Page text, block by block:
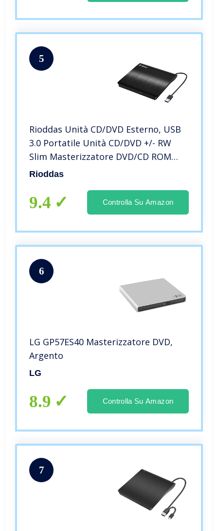
5
Rioddas Unità CD/DVD Esterno, USB
3.0 Portatile Unità CD/DVD +/- RW
Slim Masterizzatore DVD/CD ROM
Rewriter Burner compatibile con
Apple Mac
Rioddas
9.4 Controlla Su Amazon
6
LG GP57ES40 Masterizzatore DVD,
Argento
LG
8.9 Controlla Su Amazon
7